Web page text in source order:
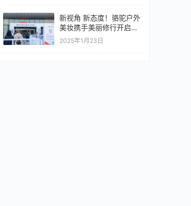
新视角 新态度！骆驼户外
美妆携手美丽修行开启专
业防晒新纪元
2025年1月23日